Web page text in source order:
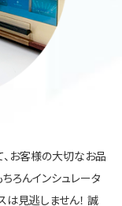
お客様の大切なお品
ろんインシュレータ
は見逃しません！ 誠